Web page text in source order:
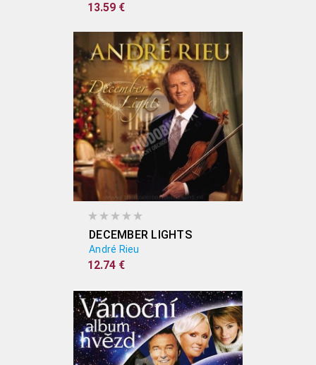
13.59 €
DECEMBER LIGHTS
André Rieu
12.74 €